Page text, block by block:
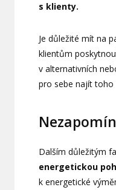
s klienty.
Je důležité mít na
klientům
v alternativních
pro sebe najít toho
Dalším důležitým
energetickou
k energetické